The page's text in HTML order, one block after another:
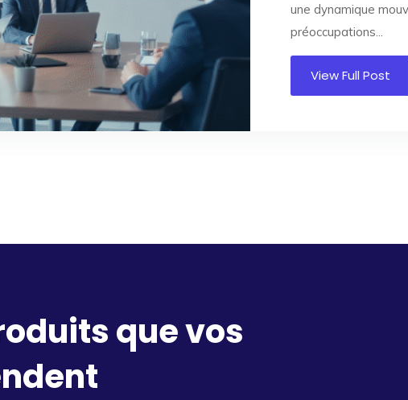
une dynamique
préoccupations...
View Full Post
que vos